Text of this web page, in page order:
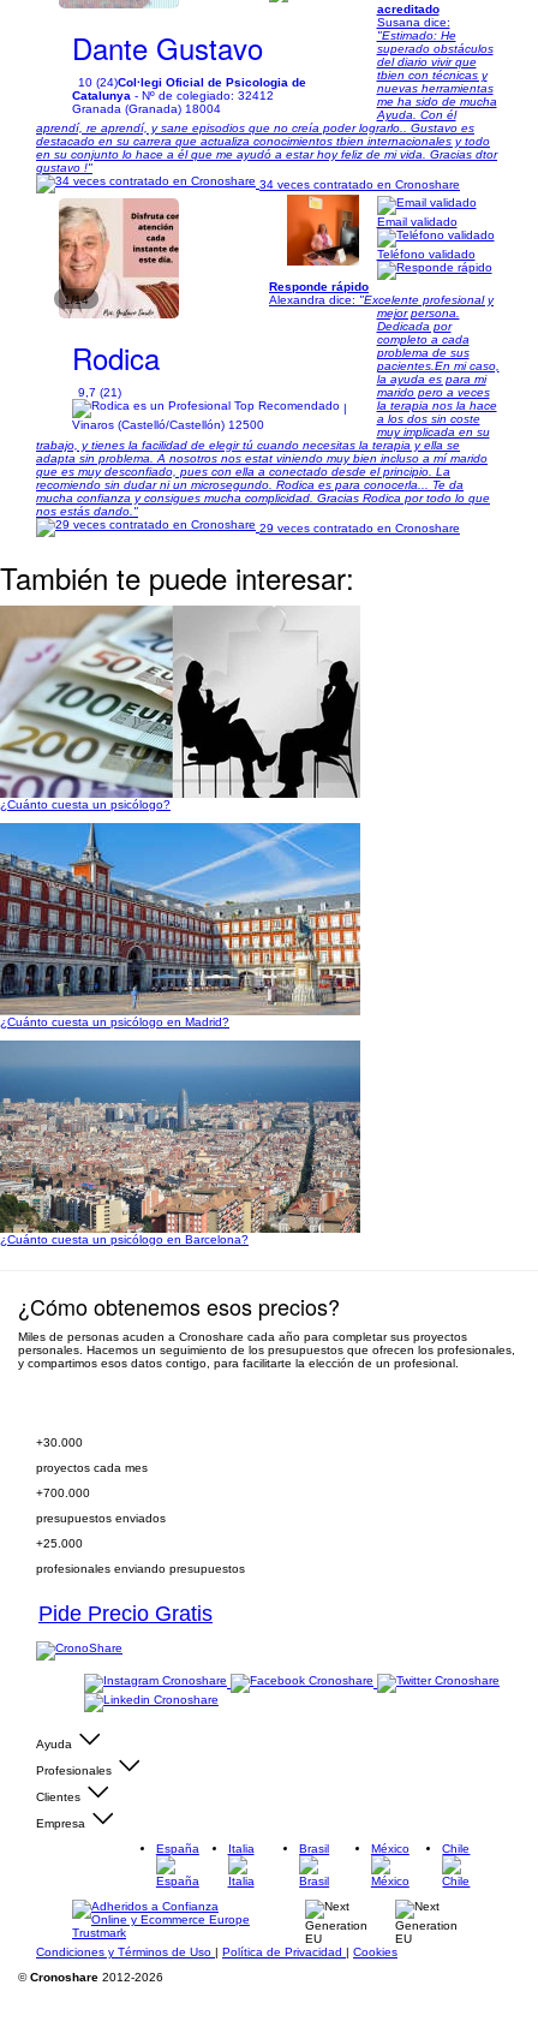
Dante Gustavo
10 (24)Col·legi Oficial de Psicologia de
Catalunya - Nº de colegiado: 32412
Granada (Granada) 18004
acreditado
Susana dice:
"Estimado: He
superado obstáculos
del diario vivir que
tbien con técnicas y
nuevas herramientas
me ha sido de mucha
Ayuda. Con él
aprendí, re aprendí, y sane episodios que no creía poder lograrlo.. Gustavo es
destacado en su carrera que actualiza conocimientos tbien internacionales y todo
en su conjunto lo hace a él que me ayudó a estar hoy feliz de mi vida. Gracias dtor
gustavo !"
34 veces contratado en Cronoshare
1/14
Rodica
9,7 (21)
|
Vinaros (Castelló/Castellón) 12500
Email validado
Teléfono validado
Responde rápido
Alexandra dice: "Excelente profesional y
mejor persona.
Dedicada por
completo a cada
problema de sus
pacientes.En mi caso,
la ayuda es para mi
marido pero a veces
la terapia nos la hace
a los dos sin coste
muy implicada en su
trabajo, y tienes la facilidad de elegir tú cuando necesitas la terapia y ella se
adapta sin problema. A nosotros nos estat viniendo muy bien incluso a mí marido
que es muy desconfiado, pues con ella a conectado desde el principio. La
recomiendo sin dudar ni un microsegundo. Rodica es para conocerla... Te da
mucha confianza y consigues mucha complicidad. Gracias Rodica por todo lo que
nos estás dando."
29 veces contratado en Cronoshare
También te puede interesar:
¿Cuánto cuesta un psicólogo?
¿Cuánto cuesta un psicólogo en Madrid?
¿Cuánto cuesta un psicólogo en Barcelona?
¿Cómo obtenemos esos precios?
Miles de personas acuden a Cronoshare cada año para completar sus proyectos
personales. Hacemos un seguimiento de los presupuestos que ofrecen los profesionales,
y compartimos esos datos contigo, para facilitarte la elección de un profesional.
+30.000
proyectos cada mes
+700.000
presupuestos enviados
+25.000
profesionales enviando presupuestos
Pide Precio Gratis
Ayuda
Profesionales
Clientes
Empresa
España
Italia Brasil México Chile
Condiciones y Términos de Uso | Política de Privacidad | Cookies
©Cronoshare 2012-2026